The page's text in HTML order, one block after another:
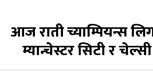
आज राती च्याम्पियन्स
म्यान्चेस्टर सिटी र